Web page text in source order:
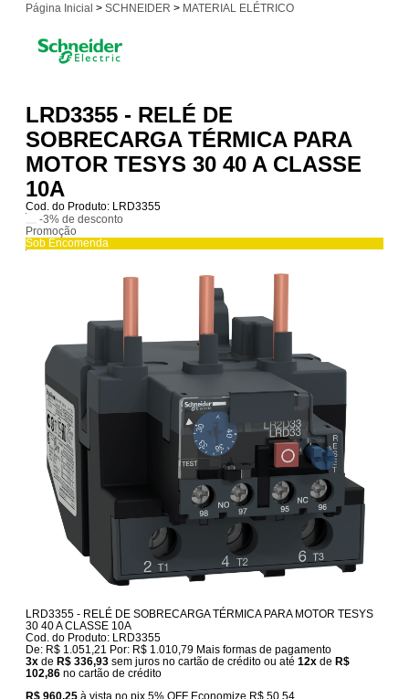
Página Inicial> SCHNEIDER> MATERIAL ELÉTRICO
LRD3355 - RELÉ DE
SOBRECARGA TÉRMICA PARA
MOTOR TESYS 30 40 A CLASSE
10A
Cod. do Produto: LRD3355
-3% de desconto
Promoção
Sob Encomenda
LRD3355 - RELÉ DE SOBRECARGA TÉRMICA PARA MOTOR TESYS
30 40 A CLASSE 10A
Cod. do Produto: LRD3355
De: R$ 1.051,21 Por: R$ 1.010,79 Mais formas de pagamento
3x deR$ 336,93 sem juros no cartão de crédito ou até12x deR$
102,86 no cartão de crédito
R$ 960,25à vista no pix5% OFF Economize R$ 50,54